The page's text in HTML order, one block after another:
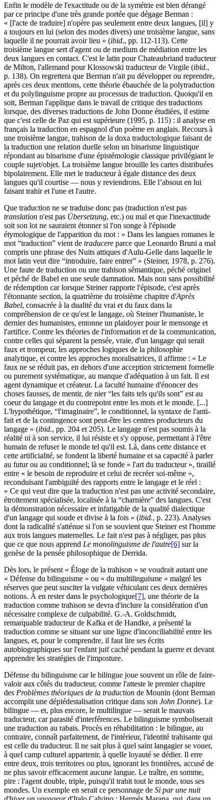
Enfin le modèle de l'exactitude ou de la symétrie est bien dérangé
par ce principe d'une très grande portée que dégage Berman :
« [l'acte de traduire] n'opère pas seulement entre deux langues, [il] y
a toujours en lui (selon des modes divers) une troisième langue, sans
laquelle il ne pourrait avoir lieu » (ibid., pp. 112-113). Cette
troisième langue sert d'agent ou de medium de médiation entre les
deux langues en contact. C'est le latin pour Chateaubriand traducteur
de Milton, l'allemand pour Klossowski traducteur de Virgile (ibid.,
p. 138). On regrettera que Berman n'ait pu développer ou reprendre,
après ces deux mentions, cette théorie ébauchée de la polytraduction
et du polylinguisme propre au processus de traduction. Quoiqu'il en
soit, Berman l'applique dans le travail de critique des traductions
lorsque, des diverses traductions de John Donne étudiées, il estime
que c'est celle de Paz qui est supérieure (1995, p. 115) : il analyse en
français la traduction en espagnol d'un poème en anglais. Recours à
une troisième langue, trahison de la doxa traductologique faisant de
la traduction une relation duelle selon un binarisme linguistique
répondant au binarisme d'une épistémologie classique privilégiant le
couple sujet/objet. La troisième langue brouille les cartes distribuées
bipolairement. Elle met le traducteur à égale distance des deux
langues qu'il courtise — nous y reviendrons. Elle l’absout en lui
faisant trahir et l'une et l'autre.
Que traduction ne se traduise donc pas (traduction n'est pas
translation n'est pas Übersetzung, etc.) ou mal et que l'inexactitude
soit son lot ne sauraient étonner si l'on songe à l'épisode
étymologique de l'apparition du mot : « Dans les langues romanes le
mot “traduction” vient de traducere parce que Leonardo Bruni a mal
compris une phrase des Nuits attiques d'Aulu-Gelle dans laquelle le
mot latin veut dire “introduire, faire entrer” » (Steiner, 1978, p. 276).
Une faute de traduction ou une trahison sémantique, péché originel
et péché de Babel en une seule damnation. Mais non sans possibilité
de rédemption car lorsque Steiner rapporte l'épisode, c'est après
l'étonnante section, la quatrième du troisième chapitre d'Après
Babel, consacrée à la dualité du vrai et du faux dans la
compréhension de ce qu'est le langage, où Steiner l'humaniste, le
dernier des humanistes, entonne un plaidoyer pour le mensonge et
l'artifice. Contre les théories de l'information et de la communication,
contre celles qui séparent la pensée, vraie, d'un langage qui serait
faux et trompeur, les approches logiques de la philosophie
analytique, et contre les approches moralisatrices, il affirme : « Le
faux ne se réduit pas, en dehors d'une acception strictement formelle
ou purement systématique, au manque d'adéquation à un fait. Il est
agent dynamique et créateur. La faculté humaine d'énoncer des
choses fausses, de mentir, de nier “les faits tels qu'ils sont” est au
coeur du langage et du contrepoint entre les mots et le monde. [...]
L'hypothétique, “l'imaginaire”, le conditionnel, la syntaxe de l'anti-
fait et de la contingence sont peut-être les centres producteurs du
langage » (ibid., pp. 204 et 205). Le langage n'est pas soumis à la
réalité ni à son service, il lui résiste et s'y oppose, permettant à l'être
humain de refuser le monde tel qu'il est. Là, dans cette distance et
cette artificialité, se fondent la liberté humaine et sa capacité à parler
au futur ou au conditionnel; là se fonde « l'art du traducteur », tiraillé
entre « le besoin de reproduire et celui de recréer soi-même »,
reconduisant l'ambiguïté des rapports entre le langage et le réel :
« Ce qui veut dire que la traduction n'est pas une activité secondaire,
étroitement spécialisée, localisée à la “charnière” des langues. C'est
la démonstration nécessaire et infatigable de la qualité dialectique
d'un langage qui soude et divise à la fois » (ibid., p. 223). Analyses
dont la radicalité s'atténue si l'on se souvient que Steiner est l'homme
aux trois langues maternelles. Le fait n'est pas à négliger, pas plus
que ce que nous apprend Le monolinguisme de l'autre[6] sur la
genèse de la pensée philosophique de Derrida.
Dès lors, le présent « Éloge de la trahison » se voudrait autant une
« Défense du bilinguisme » ou « du multilinguisme » malgré les
réserves que peut susciter la vulgate véhiculant ces deux dernières
notions. À en rester dans le psychologique[7], une théorie de la
traduction comme trahison se devra d'inclure la considération d'un
nécessaire complexe de culpabilité. G.-A. Goldschmidt,
remarquable traducteur de Kafka et de Handke, a présenté la
traduction comme se situant sur une ligne d'inconciliabilité entre les
langues, et, pour le comprendre, il faut lire ses écrits
autobiographiques sur l'enfant juif caché pendant la guerre et devant
apprendre les stratégies de l'imposture.
Défense du bilinguisme car le bilingue joue souvent un rôle de faire-
valoir aux côtés du traducteur, comme l'atteste le premier chapitre
des Problèmes théoriques de la traduction de Mounin (dont Berman
accomplit une dépiédestalisation critique dans son John Donne). Le
bilingue — et, plus encore, le multilingue — serait le mauvais
traducteur, car parasité d'interférences. Le bilinguisme symboliserait
une traduction au rabais. Procès en réhabilitation : le bilingue, au
contraire, connaît parfaitement, de l'intérieur, l'identité trahisante qui
est celle du traducteur. Il ne sait plus à quel saint langagier se vouer,
à quel camp culturel appartenir, à quelle loyauté se dédier. Il erre
entre deux, trois territoires ou plus, ignorant les frontières, accusé de
ne plus savoir efficacement aucune langue. Le traître, en somme,
pire : l'agent double, triple, puisqu'il trahit tout le monde, tous ses
mondes. Un exemple en serait ce personnage de Si par une nuit